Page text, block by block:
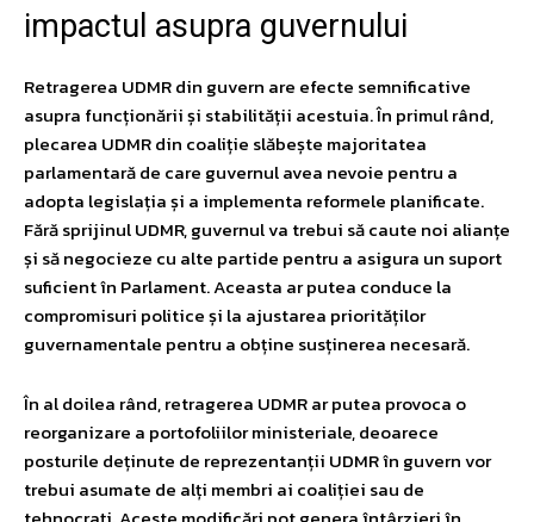
impactul asupra guvernului
Retragerea UDMR din guvern are efecte semnificative
asupra funcționării și stabilității acestuia. În primul rând,
plecarea UDMR din coaliție slăbește majoritatea
parlamentară de care guvernul avea nevoie pentru a
adopta legislația și a implementa reformele planificate.
Fără sprijinul UDMR, guvernul va trebui să caute noi alianțe
și să negocieze cu alte partide pentru a asigura un suport
suficient în Parlament. Aceasta ar putea conduce la
compromisuri politice și la ajustarea priorităților
guvernamentale pentru a obține susținerea necesară.
În al doilea rând, retragerea UDMR ar putea provoca o
reorganizare a portofoliilor ministeriale, deoarece
posturile deținute de reprezentanții UDMR în guvern vor
trebui asumate de alți membri ai coaliției sau de